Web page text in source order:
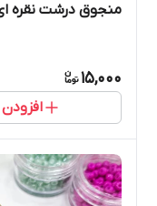
منجوق درشت نقره ای
15,000